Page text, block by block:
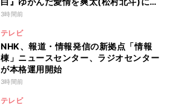
ける視聴者の声
3時間前
テレビ
NHK、報道・情報発信の新拠点「情報
棟」ニュースセンター、ラジオセンター
が本格運用開始
3時間前
テレビ